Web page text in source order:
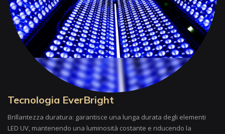
Tecnologia EverBright
Brillantezza duratura: garantisce una lunga durata degli elementi
LED UV, mantenendo una luminosità costante e riducendo la